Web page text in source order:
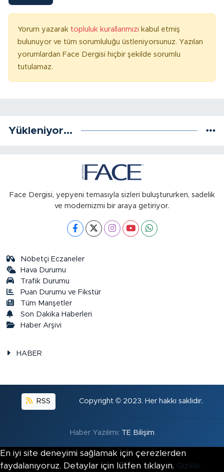
Yorum yazarak topluluk kurallarımızı kabul etmiş
bulunuyor ve tüm sorumluluğu üstleniyorsunuz. Yazılan
yorumlardan Face Dergisi hiçbir şekilde sorumlu
tutulamaz.
Yükleniyor...
Face Dergisi, yepyeni temasıyla sizleri buluştururken, sadelik
ve modernizmi bir araya getiriyor.
Nöbetçi Eczaneler
Hava Durumu
Trafik Durumu
Puan Durumu ve Fikstür
Tüm Manşetler
Son Dakika Haberleri
Haber Arşivi
HABER
RSS Copyright © 2023. Her hakkı saklıdır.
Haber Yazılımı: TE Bilişim
En iyi site deneyimi sağlamak için çerezlerden
faydalanıyoruz. Detaylar için lütfen tıklayın. Gizlilik